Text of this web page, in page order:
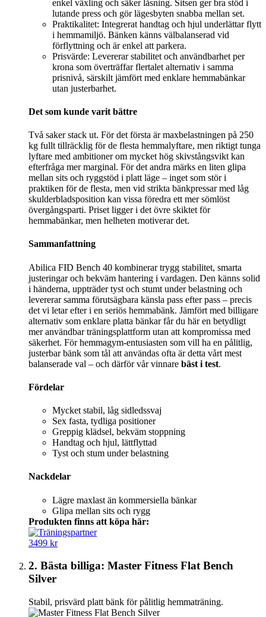
enkel växling och säker låsning. Sitsen ger bra stöd i
lutande press och gör lägesbyten snabba mellan set.
Praktikalitet: Integrerat handtag och hjul underlättar flytt
i hemmamiljö. Bänken känns välbalanserad vid
förflyttning och är enkel att parkera.
Prisvärde: Levererar stabilitet och användbarhet per
krona som överträffar flertalet alternativ i samma
prisnivå, särskilt jämfört med enklare hemmabänkar
utan justerbarhet.
Det som kunde varit bättre
Två saker stack ut. För det första är maxbelastningen på 250
kg fullt tillräcklig för de flesta hemmalyftare, men riktigt tunga
lyftare med ambitioner om mycket hög skivstångsvikt kan
efterfråga mer marginal. För det andra märks en liten glipa
mellan sits och ryggstöd i platt läge – inget som stör i
praktiken för de flesta, men vid strikta bänkpressar med låg
skulderbladsposition kan vissa föredra ett mer sömlöst
övergångsparti. Priset ligger i det övre skiktet för
hemmabänkar, men helheten motiverar det.
Sammanfattning
Abilica FID Bench 40 kombinerar trygg stabilitet, smarta
justeringar och bekväm hantering i vardagen. Den känns solid
i händerna, uppträder tyst och stumt under belastning och
levererar samma förutsägbara känsla pass efter pass – precis
det vi letar efter i en seriös hemmabänk. Jämfört med billigare
alternativ som enklare platta bänkar får du här en betydligt
mer användbar träningsplattform utan att kompromissa med
säkerhet. För hemmagym-entusiasten som vill ha en pålitlig,
justerbar bänk som tål att användas ofta är detta vårt mest
balanserade val – och därför vår vinnare bäst i test.
Fördelar
Mycket stabil, låg sidledssvaj
Sex fasta, tydliga positioner
Greppig klädsel, bekväm stoppning
Handtag och hjul, lättflyttad
Tyst och stum under belastning
Nackdelar
Lägre maxlast än kommersiella bänkar
Glipa mellan sits och rygg
Produkten finns att köpa här:
3499 kr
2. Bästa billiga: Master Fitness Flat Bench
Silver
Stabil, prisvärd platt bänk för pålitlig hemmaträning.